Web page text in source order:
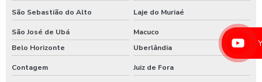
Lavadora de alta pressão para lavar ônibus
Lavadora automática de carros
São Sebastião do Alto Laje do Muriaé
São José de Ubá
Macuco
Belo Horizonte
Uberlândia
Contagem Juiz de Fora